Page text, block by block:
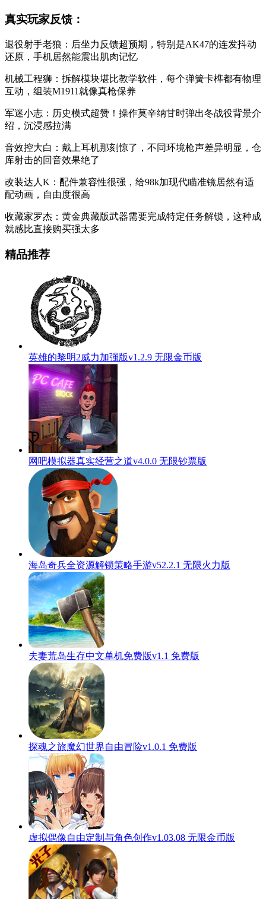
真实玩家反馈：
退役射手老狼：后坐力反馈超预期，特别是AK47的连发抖动
还原，手机居然能震出肌肉记忆
机械工程狮：拆解模块堪比教学软件，每个弹簧卡榫都有物理
互动，组装M1911就像真枪保养
军迷小志：历史模式超赞！操作莫辛纳甘时弹出冬战役背景介
绍，沉浸感拉满
音效控大白：戴上耳机那刻惊了，不同环境枪声差异明显，仓
库射击的回音效果绝了
改装达人K：配件兼容性很强，给98k加现代瞄准镜居然有适
配动画，自由度很高
收藏家罗杰：黄金典藏版武器需要完成特定任务解锁，这种成
就感比直接购买强太多
精品推荐
英雄的黎明2威力加强版v1.2.9 无限金币版
网吧模拟器真实经营之道v4.0.0 无限钞票版
海岛奇兵全资源解锁策略手游v52.2.1 无限火力版
夫妻荒岛生存中文单机免费版v1.1 免费版
探魂之旅魔幻世界自由冒险v1.0.1 免费版
虚拟偶像自由定制与角色创作v1.03.08 无限金币版